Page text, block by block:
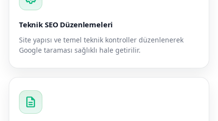
Teknik SEO Düzenlemeleri
Site yapısı ve temel teknik kontroller düzenlenerek
Google taraması sağlıklı hale getirilir.
description